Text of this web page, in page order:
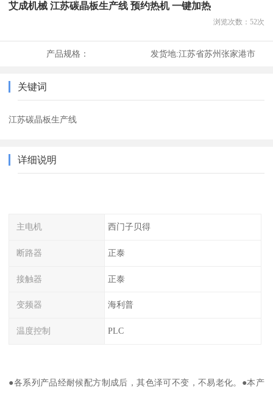
艾成机械 江苏碳晶板生产线 预约热机 一键加热
浏览次数： 52次
产品规格： 发货地:江苏省苏州张家港市
关键词
江苏碳晶板生产线
详细说明
主电机 西门子贝得
断路器 正泰
接触器 正泰
变频器 海利普
温度控制 PLC
●各系列产品经耐候配方制成后，其色泽可不变，不易老化。●本产